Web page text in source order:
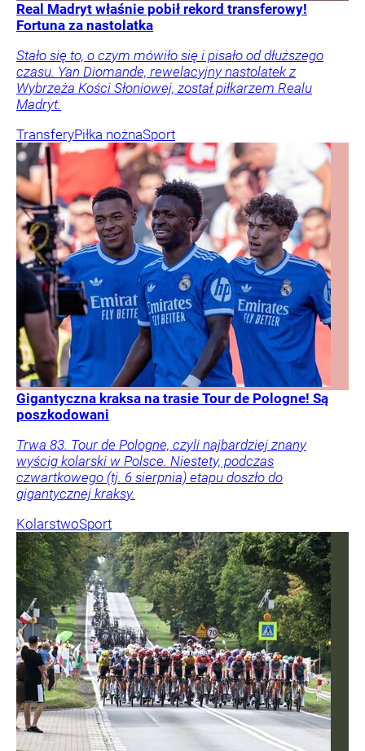
Real Madryt właśnie pobił rekord transferowy!
Fortuna za nastolatka
Stało się to, o czym mówiło się i pisało od dłuższego
czasu. Yan Diomande, rewelacyjny nastolatek z
Wybrzeża Kości Słoniowej, został piłkarzem Realu
Madryt.
TransferyPiłka nożnaSport
Gigantyczna kraksa na trasie Tour de Pologne! Są
poszkodowani
Trwa 83. Tour de Pologne, czyli najbardziej znany
wyścig kolarski w Polsce. Niestety, podczas
czwartkowego (tj. 6 sierpnia) etapu doszło do
gigantycznej kraksy.
KolarstwoSport